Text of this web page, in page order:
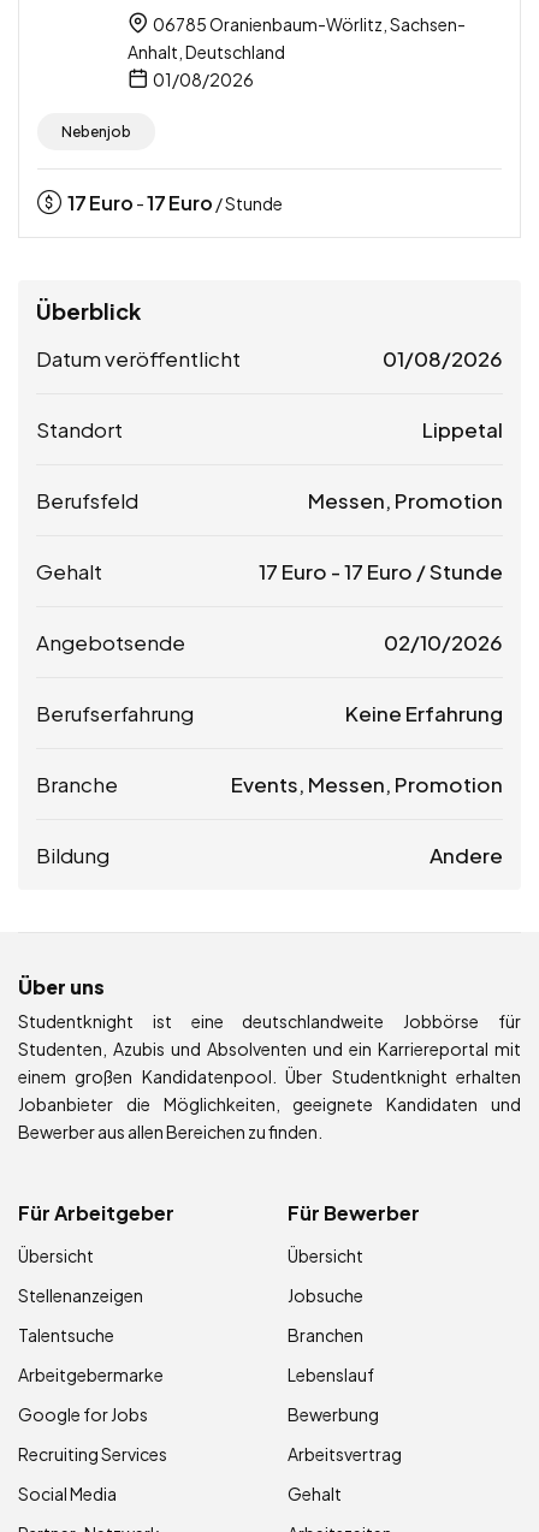
06785 Oranienbaum-Wörlitz, Sachsen-
Anhalt, Deutschland
01/08/2026
Nebenjob
17Euro -17Euro / Stunde
Überblick
Datum veröffentlicht 01/08/2026
Standort Lippetal
Berufsfeld Messen, Promotion
Gehalt 17 Euro -17 Euro / Stunde
Angebotsende 02/10/2026
Berufserfahrung Keine Erfahrung
Branche Events, Messen, Promotion
Bildung Andere
Über uns
Studentknight ist eine deutschlandweite Jobbörse für
Studenten, Azubis und Absolventen und ein Karriereportal mit
einem großen Kandidatenpool. Über Studentknight erhalten
Jobanbieter die Möglichkeiten, geeignete Kandidaten und
Bewerber aus allen Bereichen zu finden.
Für Arbeitgeber
Übersicht
Stellenanzeigen
Talentsuche
Arbeitgebermarke
Google for Jobs
Recruiting Services
Social Media
Für Bewerber
Übersicht
Jobsuche
Branchen
Lebenslauf
Bewerbung
Arbeitsvertrag
Gehalt